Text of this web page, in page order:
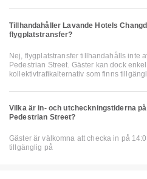
Tillhandahåller Lavande Hotels
flygplatstransfer?
Nej, flygplatstransfer tillhandahålls inte
Pedestrian Street. Gäster kan dock
kollektivtrafikalternativ som finns
Vilka är in- och utcheckningstiderna
Pedestrian Street?
Gäster är välkomna att checka in på
tillgänglig på